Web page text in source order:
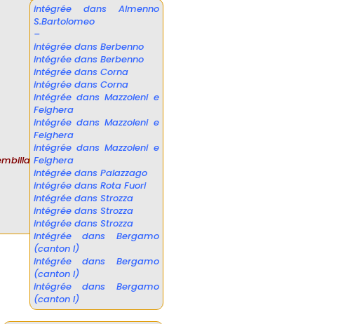
intégrée dans Almenno
S.Bartolomeo
–
intégrée dans Berbenno
intégrée dans Berbenno
intégrée dans Corna
intégrée dans Corna
intégrée dans Mazzoleni e
Felghera
intégrée dans Mazzoleni e
Felghera
intégrée dans Mazzoleni e
Felghera
intégrée dans Palazzago
intégrée dans Rota Fuori
intégrée dans Strozza
intégrée dans Strozza
intégrée dans Strozza
intégrée dans Bergamo
(canton I)
intégrée dans Bergamo
(canton I)
intégrée dans Bergamo
(canton I)